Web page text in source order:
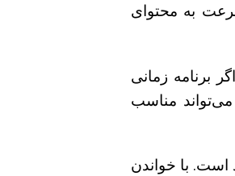
به محتوای
برنامه زمانی
مناسب
است. با خواندن